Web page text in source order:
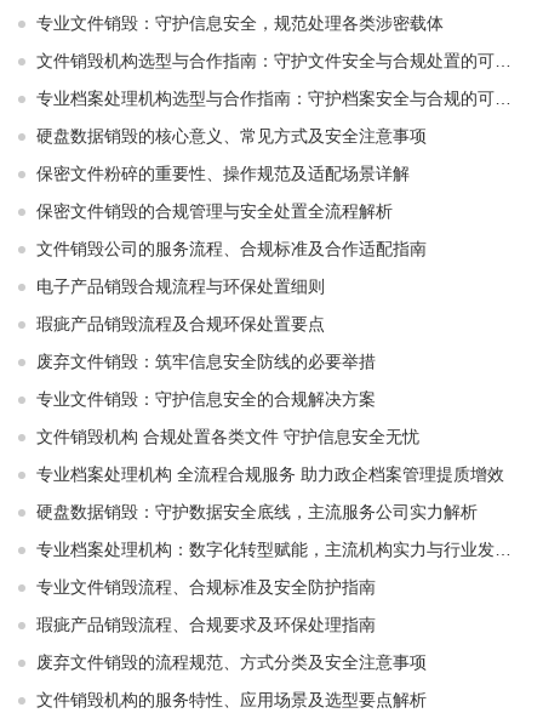
专业文件销毁：守护信息安全，规范处理各类涉密载体
文件销毁机构选型与合作指南：守护文件安全与合规处置的可靠选择
专业档案处理机构选型与合作指南：守护档案安全与合规的可靠伙伴
硬盘数据销毁的核心意义、常见方式及安全注意事项
保密文件粉碎的重要性、操作规范及适配场景详解
保密文件销毁的合规管理与安全处置全流程解析
文件销毁公司的服务流程、合规标准及合作适配指南
电子产品销毁合规流程与环保处置细则
瑕疵产品销毁流程及合规环保处置要点
废弃文件销毁：筑牢信息安全防线的必要举措
专业文件销毁：守护信息安全的合规解决方案
文件销毁机构 合规处置各类文件 守护信息安全无忧
专业档案处理机构 全流程合规服务 助力政企档案管理提质增效
硬盘数据销毁：守护数据安全底线，主流服务公司实力解析
专业档案处理机构：数字化转型赋能，主流机构实力与行业发展解析
专业文件销毁流程、合规标准及安全防护指南
瑕疵产品销毁流程、合规要求及环保处理指南
废弃文件销毁的流程规范、方式分类及安全注意事项
文件销毁机构的服务特性、应用场景及选型要点解析